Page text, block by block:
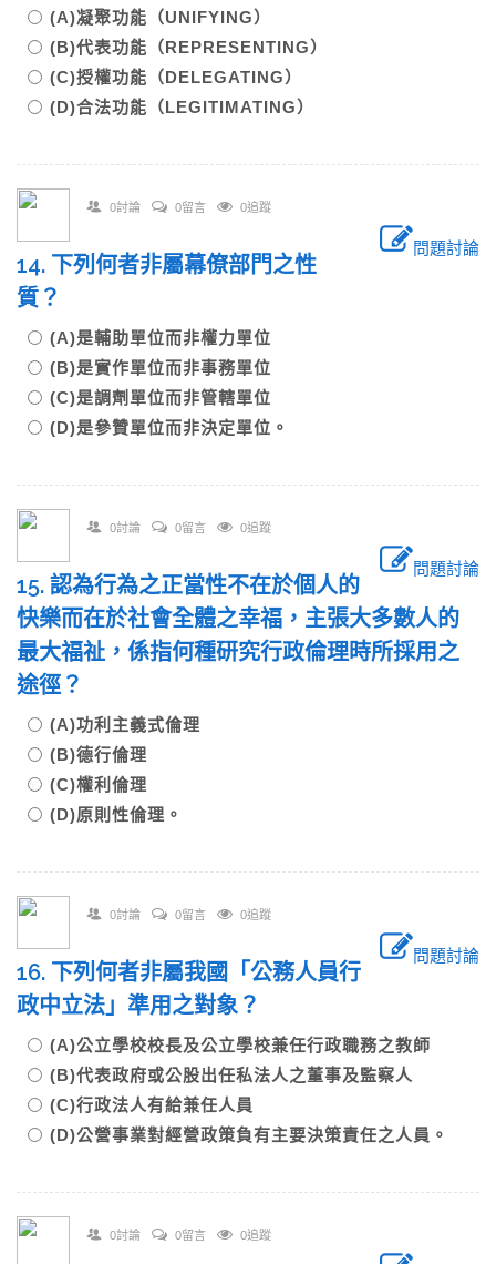
(A)凝聚功能（UNIFYING）
(B)代表功能（REPRESENTING）
(C)授權功能（DELEGATING）
(D)合法功能（LEGITIMATING）
0討論 0留言 0追蹤
問題討論
14. 下列何者非屬幕僚部門之性
質？
(A)是輔助單位而非權力單位
(B)是實作單位而非事務單位
(C)是調劑單位而非管轄單位
(D)是參贊單位而非決定單位。
0討論 0留言 0追蹤
問題討論
15. 認為行為之正當性不在於個人的
快樂而在於社會全體之幸福，主張大多數人的
最大福祉，係指何種研究行政倫理時所採用之
途徑？
(A)功利主義式倫理
(B)德行倫理
(C)權利倫理
(D)原則性倫理。
0討論 0留言 0追蹤
問題討論
16. 下列何者非屬我國「公務人員行
政中立法」準用之對象？
(A)公立學校校長及公立學校兼任行政職務之教師
(B)代表政府或公股出任私法人之董事及監察人
(C)行政法人有給兼任人員
(D)公營事業對經營政策負有主要決策責任之人員。
0討論 0留言 0追蹤